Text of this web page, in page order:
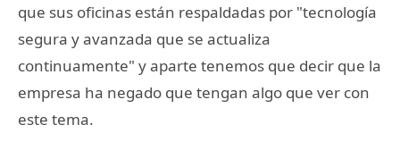
que sus oficinas están respaldadas por "tecnología
segura y avanzada que se actualiza
continuamente" y aparte tenemos que decir que la
empresa ha negado que tengan algo que ver con
este tema.